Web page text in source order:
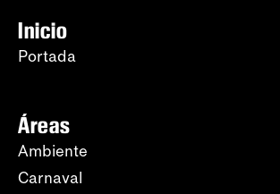
Inicio
Portada
Áreas
Ambiente
Carnaval